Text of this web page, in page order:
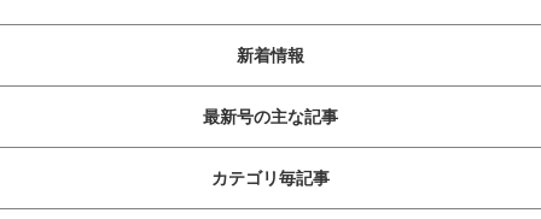
新着情報
最新号の主な記事
カテゴリ毎記事